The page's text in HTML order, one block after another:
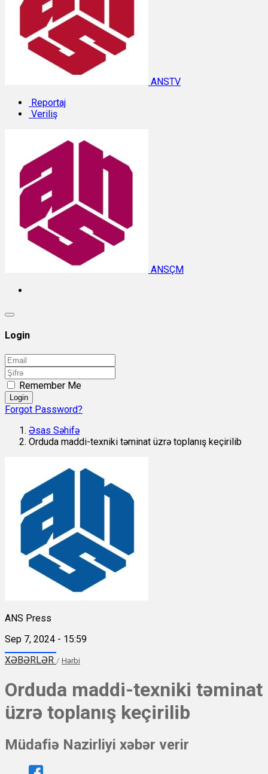
ANSTV
Reportaj
Veriliş
ANSÇM
Login
Remember Me
Login
Forgot Password?
Əsas Səhifə
Orduda maddi-texniki təminat üzrə toplanış keçirilib
ANS Press
Sep 7, 2024 - 15:59
XƏBƏRLƏR / Hərbi
Orduda maddi-texniki təminat
üzrə toplanış keçirilib
Müdafiə Nazirliyi xəbər verir